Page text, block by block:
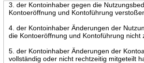
3. der Kontoinhaber gegen die
Kontoeröffnung und Kontoführung
4. der Kontoinhaber Änderungen der
die Kontoeröffnung und Kontoführung nicht
5. der Kontoinhaber Änderungen der
vollständig oder nicht rechtzeitig mitgeteilt